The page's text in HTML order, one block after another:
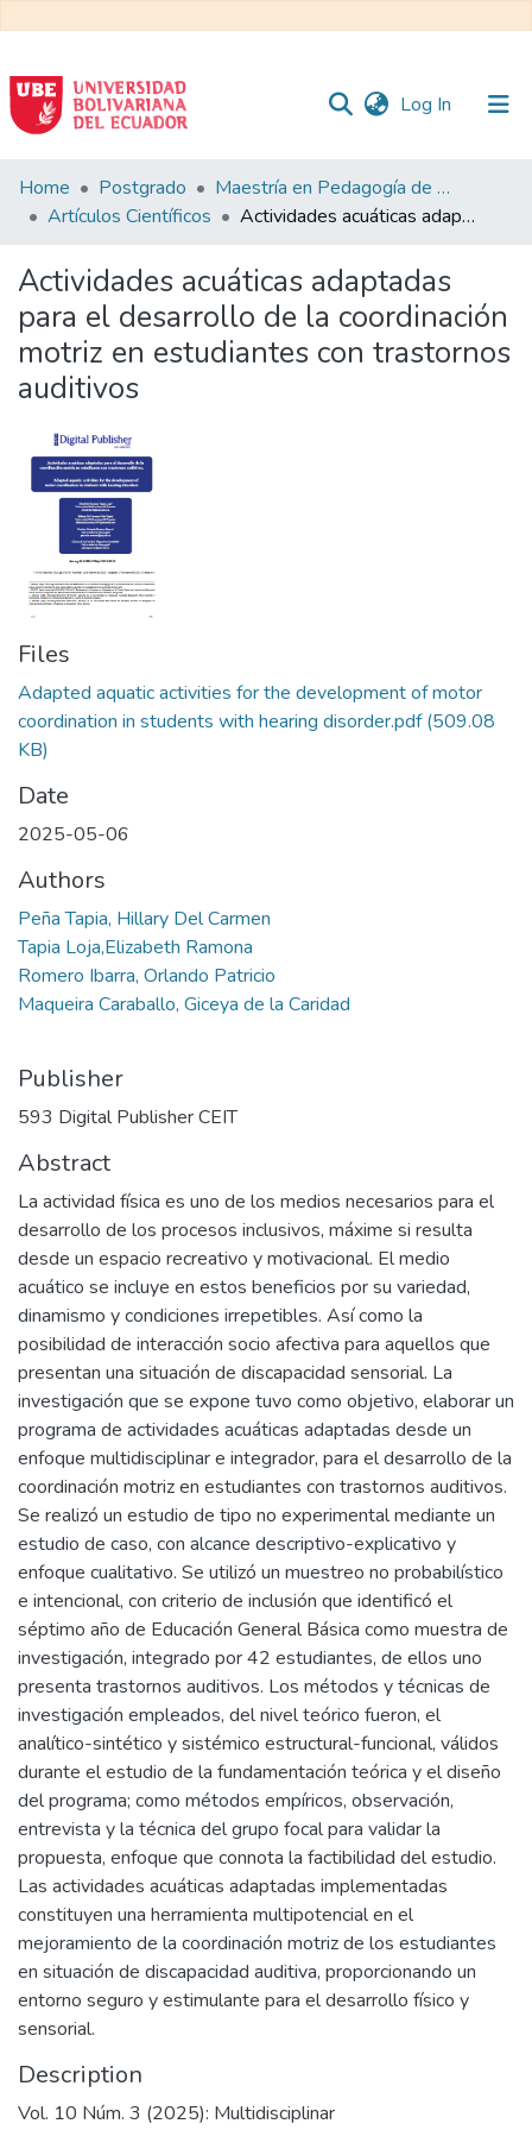
Log In (current)
Communities
&
All of DSpace
Statistics
Home Postgrado
Maestría en Pedagogía de la Cultura Física - Mención en Educación Física Inclusiva
Artículos Científicos
Actividades acuáticas adaptadas para el desarrollo de la coordinación motriz en estudiantes con trastornos auditivos
Actividades acuáticas adaptadas
para el desarrollo de la coordinación
motriz en estudiantes con trastornos
auditivos
Files
Adapted aquatic activities for the development of motor
coordination in students with hearing disorder.pdf(509.08
KB)
Date
2025-05-06
Authors
Peña Tapia, Hillary Del Carmen
Tapia Loja,Elizabeth Ramona
Romero Ibarra, Orlando Patricio
Maqueira Caraballo, Giceya de la Caridad
Publisher
593 Digital Publisher CEIT
Abstract
La actividad física es uno de los medios necesarios para el
desarrollo de los procesos inclusivos, máxime si resulta
desde un espacio recreativo y motivacional. El medio
acuático se incluye en estos beneficios por su variedad,
dinamismo y condiciones irrepetibles. Así como la
posibilidad de interacción socio afectiva para aquellos que
presentan una situación de discapacidad sensorial. La
investigación que se expone tuvo como objetivo, elaborar un
programa de actividades acuáticas adaptadas desde un
enfoque multidisciplinar e integrador, para el desarrollo de la
coordinación motriz en estudiantes con trastornos auditivos.
Se realizó un estudio de tipo no experimental mediante un
estudio de caso, con alcance descriptivo-explicativo y
enfoque cualitativo. Se utilizó un muestreo no probabilístico
e intencional, con criterio de inclusión que identificó el
séptimo año de Educación General Básica como muestra de
investigación, integrado por 42 estudiantes, de ellos uno
presenta trastornos auditivos. Los métodos y técnicas de
investigación empleados, del nivel teórico fueron, el
analítico-sintético y sistémico estructural-funcional, válidos
durante el estudio de la fundamentación teórica y el diseño
del programa; como métodos empíricos, observación,
entrevista y la técnica del grupo focal para validar la
propuesta, enfoque que connota la factibilidad del estudio.
Las actividades acuáticas adaptadas implementadas
constituyen una herramienta multipotencial en el
mejoramiento de la coordinación motriz de los estudiantes
en situación de discapacidad auditiva, proporcionando un
entorno seguro y estimulante para el desarrollo físico y
sensorial.
Description
Vol. 10 Núm. 3 (2025): Multidisciplinar